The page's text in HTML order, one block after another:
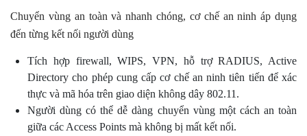
Chuyển vùng an toàn và nhanh chóng, cơ chế an ninh áp dụng
đến từng kết nối người dùng
Tích hợp firewall, WIPS, VPN, hỗ trợ RADIUS, Active
Directory cho phép cung cấp cơ chế an ninh tiên tiến để xác
thực và mã hóa trên giao diện không dây 802.11.
Người dùng có thể dễ dàng chuyển vùng một cách an toàn
giữa các Access Points mà không bị mất kết nối.